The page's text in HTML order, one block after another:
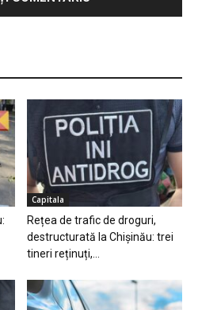
Capitala
Rețea de trafic de droguri,
destructurată la Chișinău: trei
tineri reținuți,...